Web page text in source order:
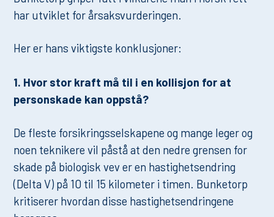
har utviklet for årsaksvurderingen.
Her er hans viktigste konklusjoner:
1. Hvor stor kraft må til i en kollisjon for at
personskade kan oppstå?
De fleste forsikringsselskapene og mange leger og
noen teknikere vil påstå at den nedre grensen for
skade på biologisk vev er en hastighetsendring
(Delta V) på 10 til 15 kilometer i timen. Bunketorp
kritiserer hvordan disse hastighetsendringene